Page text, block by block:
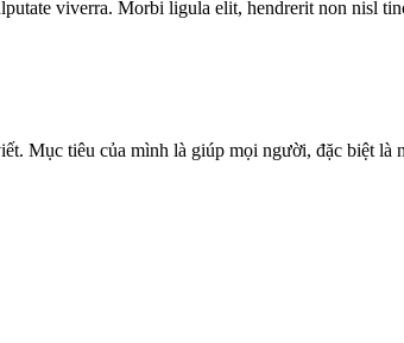
viverra. Morbi ligula elit, hendrerit non nisl
Mục tiêu của mình là giúp mọi người, đặc biệt là